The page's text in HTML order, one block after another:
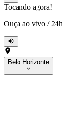
Tocando agora!
Ouça ao vivo / 24h
Belo Horizonte